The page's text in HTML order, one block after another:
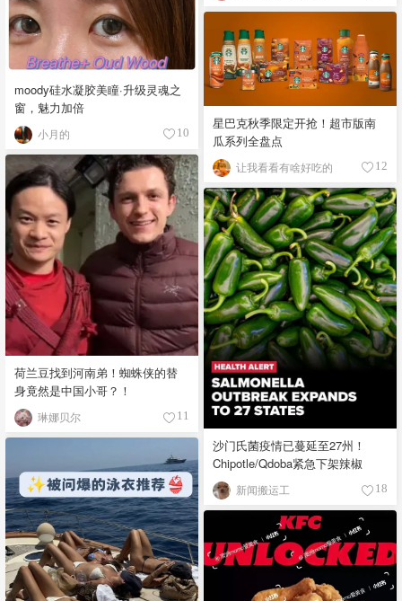
moody硅水凝胶美瞳·升级灵魂之
窗，魅力加倍
小月的 10
星巴克秋季限定开抢！超市版南
瓜系列全盘点
让我看看有啥好吃的 12
荷兰豆找到河南弟！蜘蛛侠的替
身竟然是中国小哥？！
琳娜贝尔 11
沙门氏菌疫情已蔓延至27州！
Chipotle/Qdoba紧急下架辣椒
新闻搬运工 18